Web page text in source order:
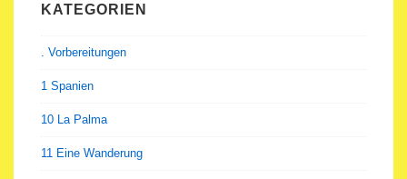
KATEGORIEN
. Vorbereitungen
1 Spanien
10 La Palma
11 Eine Wanderung